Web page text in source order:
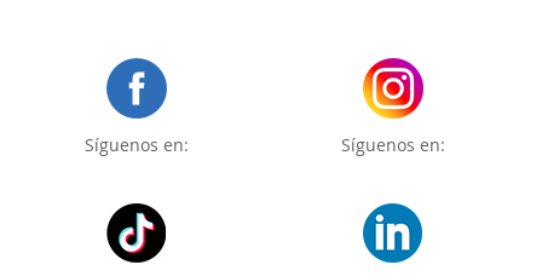
Síguenos en: Síguenos en: